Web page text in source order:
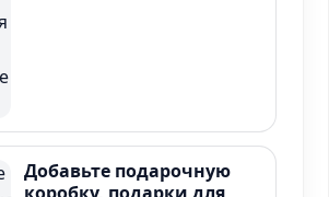
Добавьте подарочную